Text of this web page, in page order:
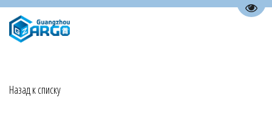
Назад к списку